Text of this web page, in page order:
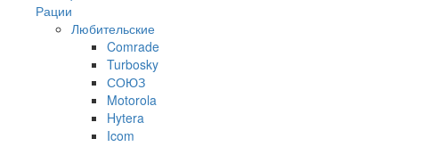
Рации
Любительские
Comrade
Turbosky
СОЮЗ
Motorola
Hytera
Icom